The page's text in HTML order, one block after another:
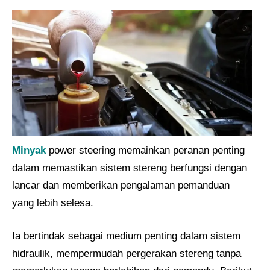
Minyakpower steering memainkan peranan penting
dalam memastikan sistem stereng berfungsi dengan
lancar dan memberikan pengalaman pemanduan
yang lebih selesa.
Ia bertindak sebagai medium penting dalam sistem
hidraulik, mempermudah pergerakan stereng tanpa